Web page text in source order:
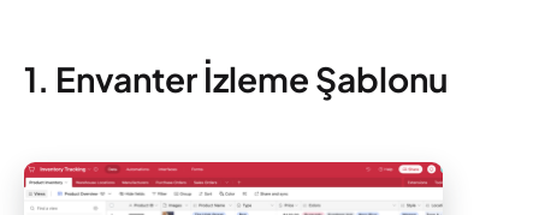
1. Envanter İzleme Şablonu